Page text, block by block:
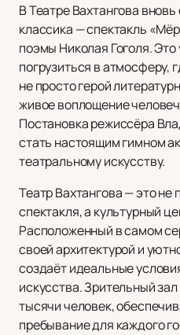
В Театре Вахтангова
классика — спектакль
поэмы Николая Гоголя.
погрузиться в атмосферу,
не просто герой
живое воплощение
Постановка режиссёра
стать настоящим гимном
театральному искусству.
Театр Вахтангова — это не
спектакля, а культурный
Расположенный в самом
своей архитектурой и
создаёт идеальные
искусства. Зрительный
тысячи человек,
пребывание для каждого